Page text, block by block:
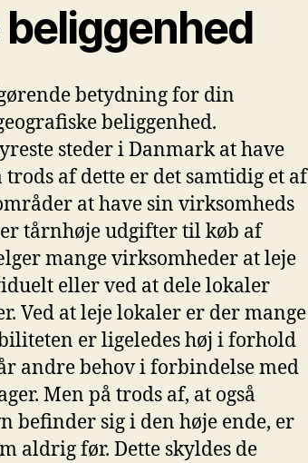
betydning for din
beliggenhed.
steder i Danmark at have
af dette er det samtidig et af
at have sin virksomheds
tårnhøje udgifter til køb af
mange virksomheder at leje
eller ved at dele lokaler
Ved at leje lokaler er der mange
er ligeledes høj i forhold
andre behov i forbindelse med
Men på trods af, at også
befinder sig i den høje ende, er
aldrig før. Dette skyldes de